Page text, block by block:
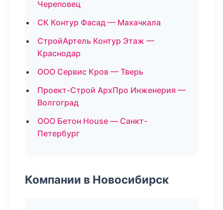
Череповец
СК Контур Фасад — Махачкала
СтройАртель Контур Этаж —
Краснодар
ООО Сервис Кров — Тверь
Проект-Строй АрхПро Инженерия —
Волгоград
ООО Бетон House — Санкт-
Петербург
Компании в Новосибирск